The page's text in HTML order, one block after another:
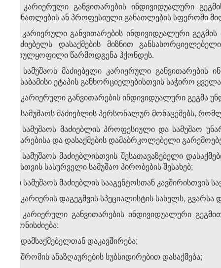
2. კარიერული განვითარების ინდივიდუალური
განათლების ან პროფესიული განათლების სფეროში
3. კარიერული განვითარების ინდივიდუალური
მაძიებელს დასაქმების მიზნით
სრულყოფილი წარმოდგენა ჰქონდეს.
4. სამუშაოს მაძიებელი კარიერული განვითარების
შესაბამისი ეტაპის განხორციელებისთვის საჭირო
5. კარიერული განვითარების ინდივიდუალური გეგმა
ა) სამუშაოს მაძიებლის პერსონალურ მონაცემებს,
ბ) სამუშაოს მაძიებლის პროფესიული და სამუშაო
უნარებისა და დასაქმების დამაბრკოლებელი
გ) სამუშაოს მაძიებლისთვის შესათავაზებელი
მისთვის სასურველი სამუშაო პირობების შესახებ;
დ) სამუშაოს მაძიებლის სააგენტოსთან კავშირისთვის
ე) კარიერის დაგეგმვის სპეციალისტის სახელს, გვარსა
6. კარიერული განვითარების ინდივიდუალური
ღონისძიება:
ა) დამსაქმებელთან დაკავშირება;
ბ) შრომის ანაზღაურების სუბსიდირებით დასაქმება;